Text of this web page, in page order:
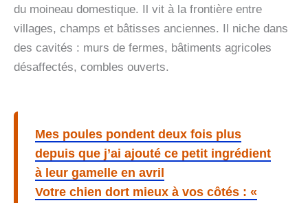
du moineau domestique. Il vit à la frontière entre
villages, champs et bâtisses anciennes. Il niche dans
des cavités : murs de fermes, bâtiments agricoles
désaffectés, combles ouverts.
Mes poules pondent deux fois plus
depuis que j’ai ajouté ce petit ingrédient
à leur gamelle en avril
Votre chien dort mieux à vos côtés : «